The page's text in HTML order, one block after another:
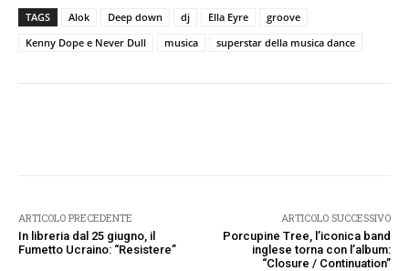
TAGS Alok Deep down dj Ella Eyre
groove
Kenny Dope e Never Dull
musica superstar della musica dance
ARTICOLO PRECEDENTE
In libreria dal 25 giugno, il
Fumetto Ucraino: “Resistere”
ARTICOLO SUCCESSIVO
Porcupine Tree, l’iconica band
inglese torna con l’album:
“Closure / Continuation”